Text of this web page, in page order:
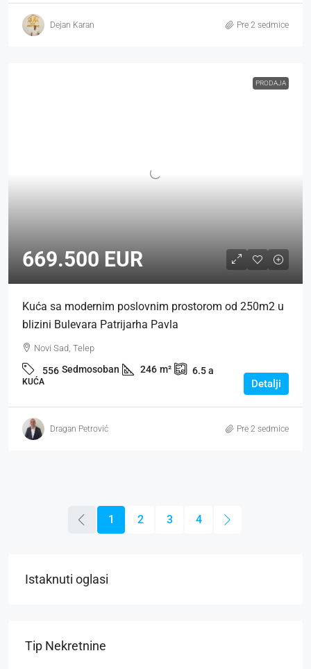
Dejan Karan Pre 2 sedmice
PRODAJA
669.500 EUR
Kuća sa modernim poslovnim prostorom od 250m2 u
blizini Bulevara Patrijarha Pavla
Novi Sad, Telep
556 Sedmosoban 246 m² 6.5a
KUĆA Detalji
Dragan Petrović Pre 2 sedmice
1 2 3 4
Istaknuti oglasi
Tip Nekretnine